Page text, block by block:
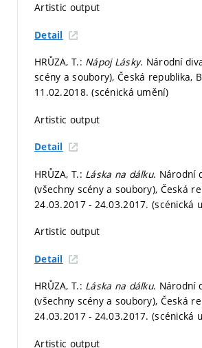
Artistic output
Detail
HRŮZA, T.: Nápoj Lásky. Národní
scény a soubory), Česká republika,
11.02.2018. (scénická umění)
Artistic output
Detail
HRŮZA, T.: Láska na dálku. Národní
(všechny scény a soubory), Česká
24.03.2017 - 24.03.2017. (scénická
Artistic output
Detail
HRŮZA, T.: Láska na dálku. Národní
(všechny scény a soubory), Česká
24.03.2017 - 24.03.2017. (scénická
Artistic output